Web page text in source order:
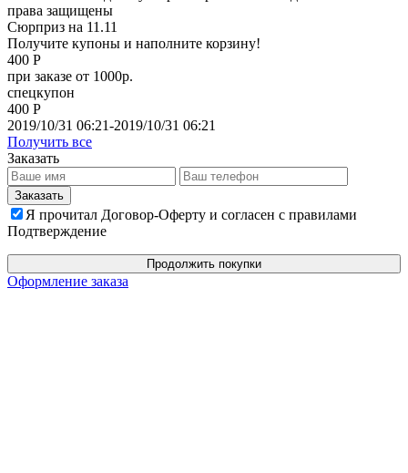
права защищены
Сюрприз на 11.11
Получите купоны и наполните корзину!
400 Р
при заказе от 1000р.
спецкупон
400 Р
2019/10/31 06:21-2019/10/31 06:21
Получить все
Заказать
Я прочитал Договор-Оферту и согласен с правилами
Подтверждение
Продолжить покупки
Оформление заказа